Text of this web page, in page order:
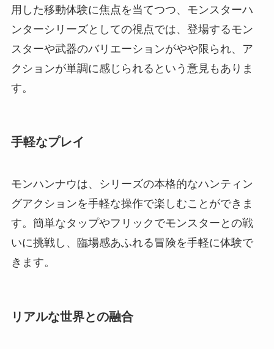
用した移動体験に焦点を当てつつ、モンスターハ
ンターシリーズとしての視点では、登場するモン
スターや武器のバリエーションがやや限られ、ア
クションが単調に感じられるという意見もありま
す。
手軽なプレイ
モンハンナウは、シリーズの本格的なハンティン
グアクションを手軽な操作で楽しむことができま
す。簡単なタップやフリックでモンスターとの戦
いに挑戦し、臨場感あふれる冒険を手軽に体験で
きます。
リアルな世界との融合